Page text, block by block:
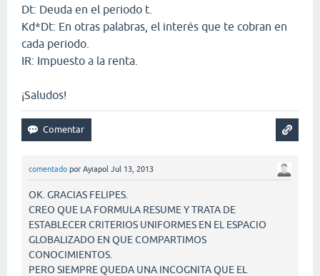
Dt: Deuda en el periodo t.
Kd*Dt: En otras palabras, el interés que te cobran en
cada periodo.
IR: Impuesto a la renta.
¡Saludos!
comentado por Ayiapol Jul 13, 2013
OK. GRACIAS FELIPES.
CREO QUE LA FORMULA RESUME Y TRATA DE
ESTABLECER CRITERIOS UNIFORMES EN EL ESPACIO
GLOBALIZADO EN QUE COMPARTIMOS
CONOCIMIENTOS.
PERO SIEMPRE QUEDA UNA INCOGNITA QUE EL